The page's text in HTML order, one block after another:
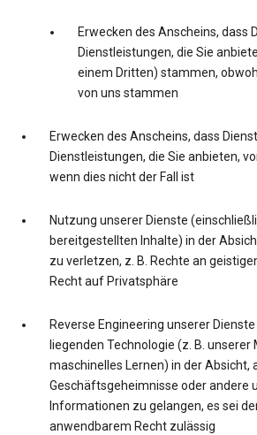
Erwecken des Anscheins, dass
Dienstleistungen, die Sie
einem Dritten) stammen,
von uns stammen
Erwecken des Anscheins, dass
Dienstleistungen, die Sie anbieten,
wenn dies nicht der Fall ist
Nutzung unserer Dienste
bereitgestellten Inhalte) in der
zu verletzen, z. B. Rechte an
Recht auf Privatsphäre
Reverse Engineering unserer
liegenden Technologie (z. B. unserer
maschinelles Lernen) in der Absicht,
Geschäftsgeheimnisse oder andere
Informationen zu gelangen, es sei
anwendbarem Recht zulässig